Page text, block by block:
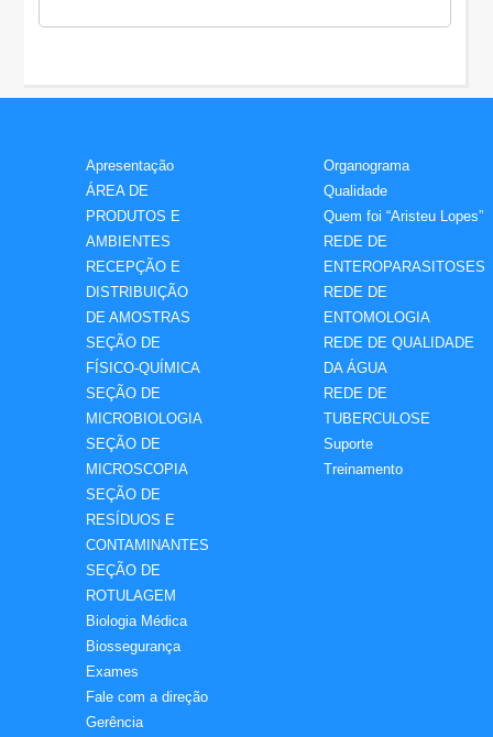
Apresentação
ÁREA DE
PRODUTOS E
AMBIENTES
RECEPÇÃO E
DISTRIBUIÇÃO
DE AMOSTRAS
SEÇÃO DE
FÍSICO-QUÍMICA
SEÇÃO DE
MICROBIOLOGIA
SEÇÃO DE
MICROSCOPIA
SEÇÃO DE
RESÍDUOS E
CONTAMINANTES
SEÇÃO DE
ROTULAGEM
Biologia Médica
Biossegurança
Exames
Fale com a direção
Gerência
Organograma
Qualidade
Quem foi “Aristeu Lopes”
REDE DE
ENTEROPARASITOSES
REDE DE
ENTOMOLOGIA
REDE DE QUALIDADE
DA ÁGUA
REDE DE
TUBERCULOSE
Suporte
Treinamento